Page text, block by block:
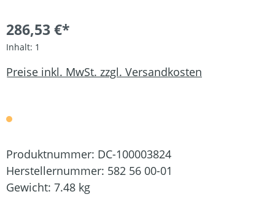
286,53 €*
Inhalt: 1
Preise inkl. MwSt. zzgl. Versandkosten
Produktnummer: DC-100003824
Herstellernummer: 582 56 00-01
Gewicht: 7.48 kg